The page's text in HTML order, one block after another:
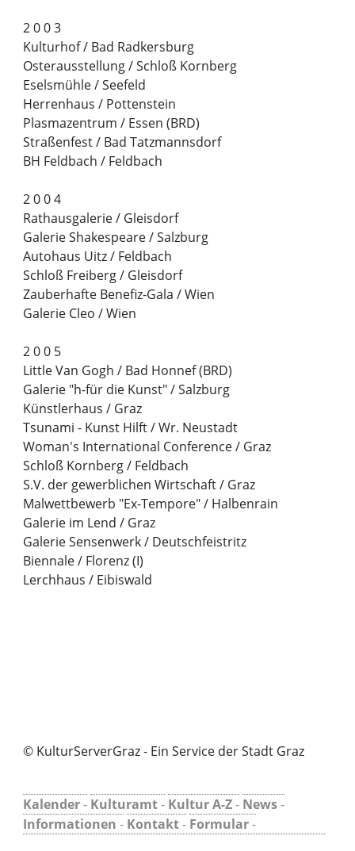
2 0 0 3
Kulturhof / Bad Radkersburg
Osterausstellung / Schloß Kornberg
Eselsmühle / Seefeld
Herrenhaus / Pottenstein
Plasmazentrum / Essen (BRD)
Straßenfest / Bad Tatzmannsdorf
BH Feldbach / Feldbach
2 0 0 4
Rathausgalerie / Gleisdorf
Galerie Shakespeare / Salzburg
Autohaus Uitz / Feldbach
Schloß Freiberg / Gleisdorf
Zauberhafte Benefiz-Gala / Wien
Galerie Cleo / Wien
2 0 0 5
Little Van Gogh / Bad Honnef (BRD)
Galerie "h-für die Kunst" / Salzburg
Künstlerhaus / Graz
Tsunami - Kunst Hilft / Wr. Neustadt
Woman's International Conference / Graz
Schloß Kornberg / Feldbach
S.V. der gewerblichen Wirtschaft / Graz
Malwettbewerb "Ex-Tempore" / Halbenrain
Galerie im Lend / Graz
Galerie Sensenwerk / Deutschfeistritz
Biennale / Florenz (I)
Lerchhaus / Eibiswald
© KulturServerGraz - Ein Service der Stadt Graz
Kalender- Kulturamt- Kultur A-Z- News-
Informationen - Kontakt- Formular-